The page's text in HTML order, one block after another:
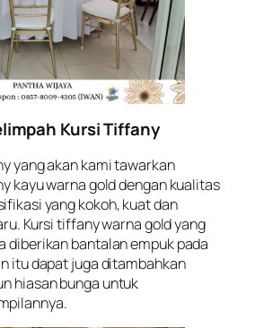
Kursi Tiffany
yang akan kami tawarkan
kayu warna gold dengan kualitas
yang kokoh, kuat dan
Kursi tiffany warna gold yang
diberikan bantalan empuk pada
itu dapat juga ditambahkan
hiasan bunga untuk